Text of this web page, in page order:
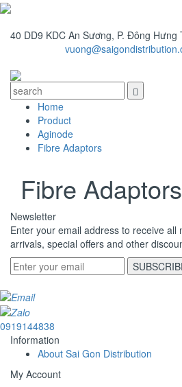
40 DD9 KDC An Sương, P. Đông Hưng
Home
Product
Aginode
Fibre Adaptors
Fibre Adaptors
Newsletter
Enter your email address to receive all
arrivals, special offers and other
0919144838
Information
About Sai Gon Distribution
My Account